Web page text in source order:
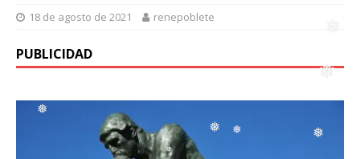
❅
18 de agosto de 2021 renepoblete
PUBLICIDAD